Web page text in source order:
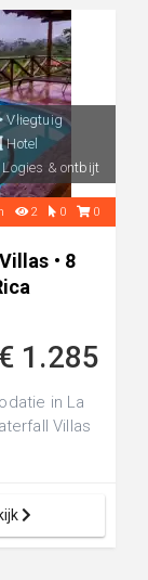
Vliegtuig
Hotel
Logies & ontbijt
2 0 0
• 8
1.285
in La
Villas